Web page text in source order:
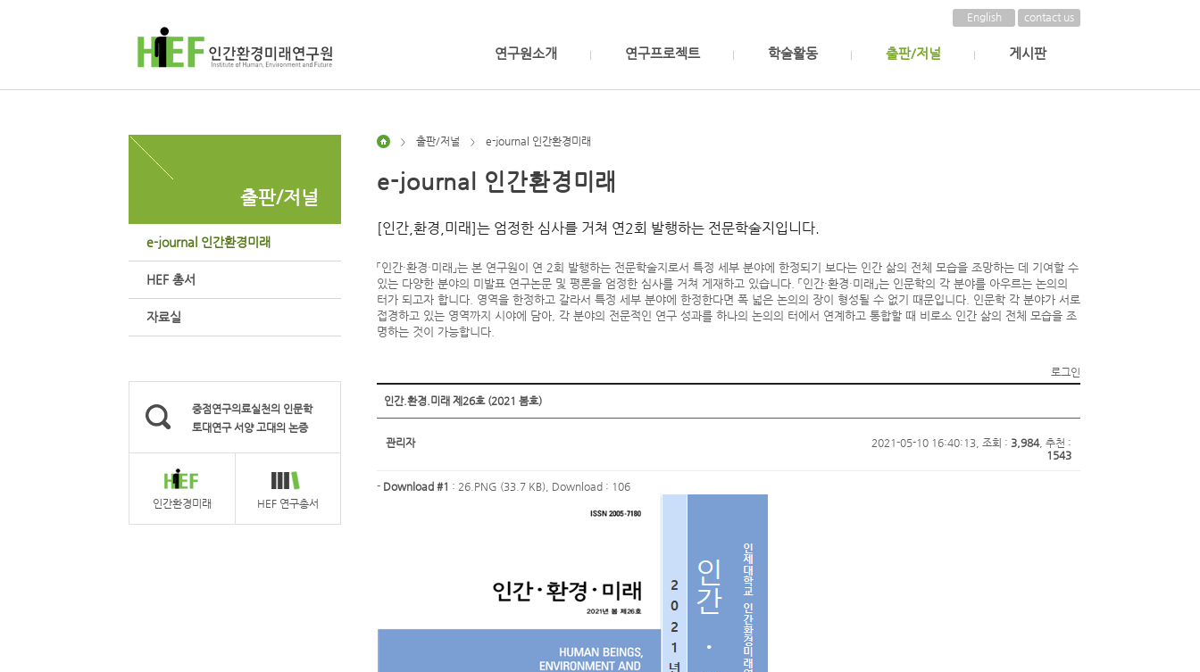
contact us
English
연구원소개 연구프로젝트 학술활동 출판/저널 게시판
출판/저널
e-journal 인간환경미래
HEF 총서
자료실
중점연구의료실천의 인문학
토대연구 서양 고대의 논증
인간환경미래 HEF 연구총서
> 출판/저널 > e-journal 인간환경미래
e-journal 인간환경미래
[인간,환경,미래]는 엄정한 심사를 거쳐 연2회 발행하는 전문학술지입니다.
「인간·환경·미래」는 본 연구원이 연 2회 발행하는 전문학술지로서 특정 세부 분야에 한정되기 보다는 인간 삶의 전체 모습을 조망하는 데 기여할 수
있는 다양한 분야의 미발표 연구논문 및 평론을 엄정한 심사를 거쳐 게재하고 있습니다. 「인간·환경·미래」는 인문학의 각 분야를 아우르는 논의의
터가 되고자 합니다. 영역을 한정하고 갈라서 특정 세부 분야에 한정한다면 폭 넓은 논의의 장이 형성될 수 없기 때문입니다. 인문학 각 분야가 서로
접경하고 있는 영역까지 시야에 담아, 각 분야의 전문적인 연구 성과를 하나의 논의의 터에서 연계하고 통합할 때 비로소 인간 삶의 전체 모습을 조
명하는 것이 가능합니다.
로그인
인간.환경.미래 제26호 (2021 봄호)
관리자 2021-05-10 16:40:13, 조회 : 3,984, 추천 :
1543
- Download #1 : 26.PNG (33.7 KB) , Download : 106